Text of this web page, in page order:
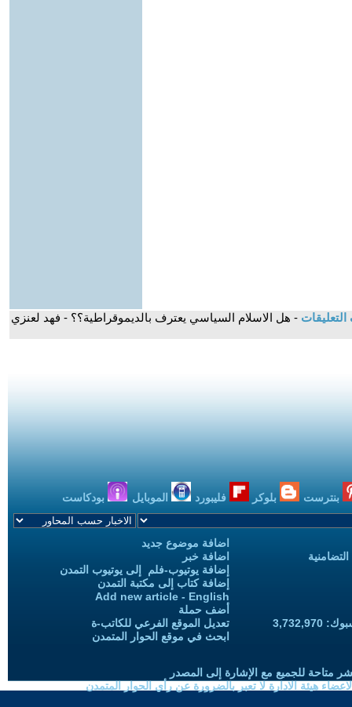
- هل الاسلام السياسي يعترف بالديموقراطية؟؟ - فهد لعنزي
بنترست بلوكر فليبورد الموبايل بودكاست
اضافة موضوع جديد
اضافة خبر
إضافة يوتيوب-فلم إلى يوتيوب التمدن
إضافة كتاب إلى مكتبة التمدن
Add new article - English
أضف حملة
تعديل الموقع الفرعي للكاتب-ة
ابحث في موقع الحوار المتمدن
متاحة للجميع مع الإشارة إلى المصدر
هيئة الادارة لا تعبر بالضرورة عن رأي الحوار المتمدن